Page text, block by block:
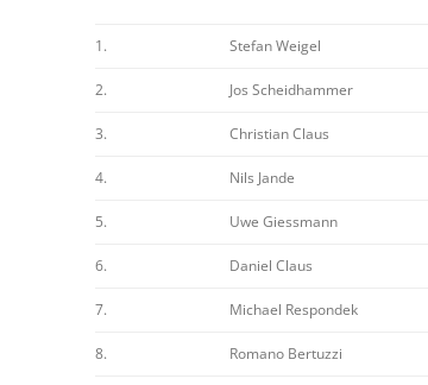
1. Stefan Weigel
2. Jos Scheidhammer
3. Christian Claus
4. Nils Jande
5. Uwe Giessmann
6. Daniel Claus
7. Michael Respondek
8. Romano Bertuzzi